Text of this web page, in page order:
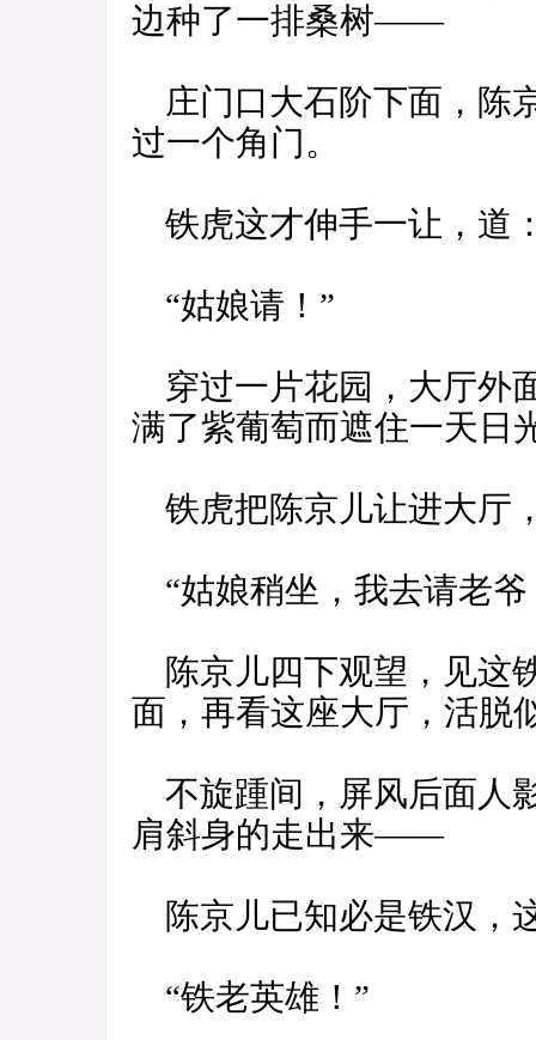
边种了一排桑树——
庄门口大石阶下面，陈
过一个角门。
铁虎这才伸手一让，道
“姑娘请！”
穿过一片花园，大厅外
满了紫葡萄而遮住一天日
铁虎把陈京儿让进大厅
“姑娘稍坐，我去请老爷
陈京儿四下观望，见这
面，再看这座大厅，活
不旋踵间，屏风后面人
肩斜身的走出来——
陈京儿已知必是铁汉，
“铁老英雄！”